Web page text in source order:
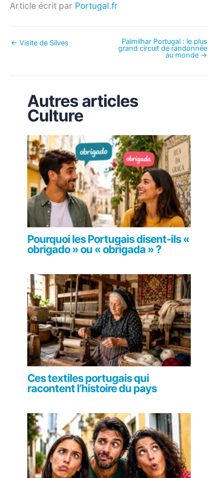
Article écrit par Portugal.fr
← Visite de Silves Palmilhar Portugal : le plus
grand circuit de randonnée
au monde →
Autres articles
Culture
Pourquoi les Portugais disent-ils «
obrigado » ou « obrigada » ?
Ces textiles portugais qui
racontent l’histoire du pays